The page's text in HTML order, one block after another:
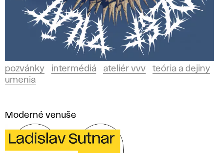
pozvánky intermédiá ateliér vvv
teória a dejiny
umenia
Moderné venuše